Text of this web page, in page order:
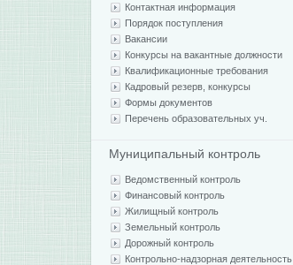
Контактная информация
Порядок поступления
Вакансии
Конкурсы на вакантные должности
Квалификационные требования
Кадровый резерв, конкурсы
Формы документов
Перечень образовательных уч.
Муниципальный контроль
Ведомственный контроль
Финансовый контроль
Жилищный контроль
Земельный контроль
Дорожный контроль
Контрольно-надзорная деятельность